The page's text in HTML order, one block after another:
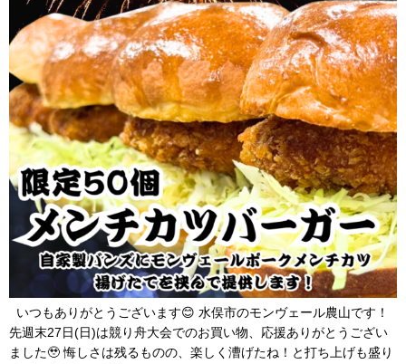
いつもありがとうございます😊 水俣市のモンヴェール農山です！
先週末27日(日)は競り舟大会でのお買い物、応援ありがとうござい
ました🥹 悔しさは残るものの、楽しく漕げたね！と打ち上げも盛り